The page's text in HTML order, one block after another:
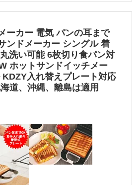
ーカー 電気 パンの耳まで
ンドメーカー シングル 着
洗い可能 6枚切り食パン対
ホットサンドイッチメー
KDZY入れ替えプレート対応
海道、沖縄、離島は適用